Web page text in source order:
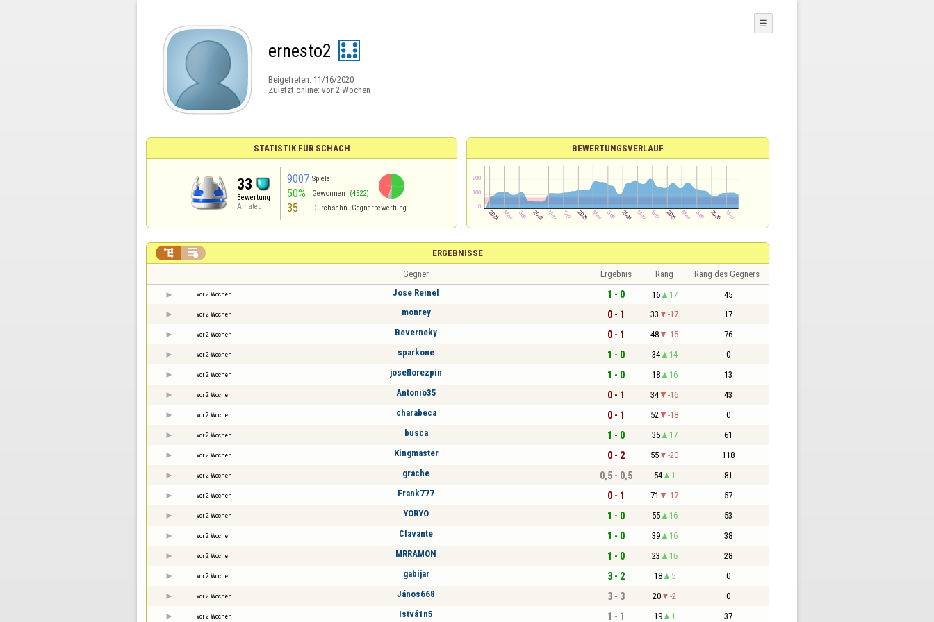
ernesto2
Beigetreten: 11/16/2020
Zuletzt online: vor 2 Wochen
☰
STATISTIK FÜR SCHACH
33
Bewertung
Amateur
9007 Spiele
50% Gewonnen (4522)
35 Durchschn. Gegnerbewertung
BEWERTUNGSVERLAUF
ERGEBNISSE
 
Gegner Ergebnis Rang Rang des Gegners
vor 2 Wochen Jose Reinel 1 - 0 16 17 45
vor 2 Wochen monrey 0 - 1 33 -17 17
vor 2 Wochen Beverneky 0 - 1 48 -15 76
vor 2 Wochen sparkone 1 - 0 34 14 0
vor 2 Wochen joseflorezpin 1 - 0 18 16 13
vor 2 Wochen Antonio35 0 - 1 34 -16 43
vor 2 Wochen charabeca 0 - 1 52 -18 0
vor 2 Wochen busca 1 - 0 35 17 61
vor 2 Wochen Kingmaster 0 - 2 55 -20 118
vor 2 Wochen grache 0,5 - 0,5 54 1 81
vor 2 Wochen Frank777 0 - 1 71 -17 57
vor 2 Wochen YORYO 1 - 0 55 16 53
vor 2 Wochen Clavante 1 - 0 39 16 38
vor 2 Wochen MRRAMON 1 - 0 23 16 28
vor 2 Wochen gabijar 3 - 2 18 5 0
vor 2 Wochen János668 3 - 3 20 -2 0
vor 2 Wochen Istvá1n5 1 - 1 19 1 37